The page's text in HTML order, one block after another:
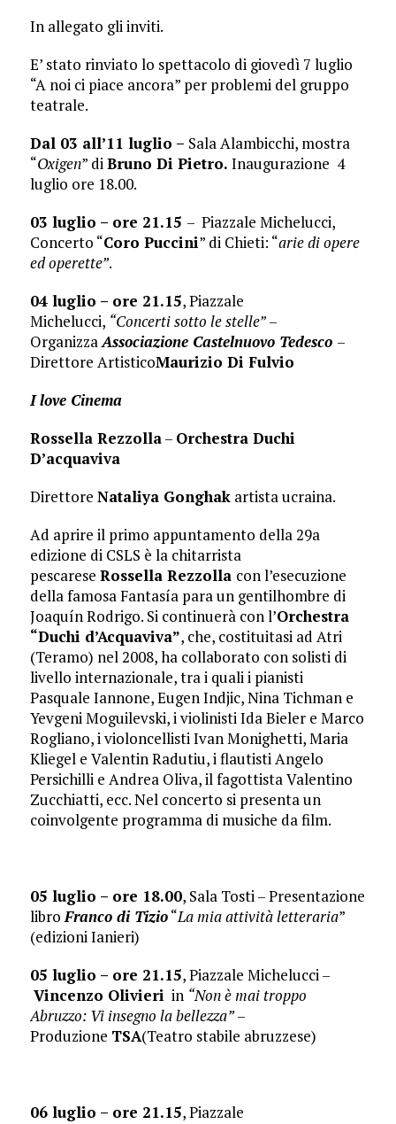
In allegato gli inviti.
E’ stato rinviato lo spettacolo di giovedì 7 luglio
“A noi ci piace ancora” per problemi del gruppo
teatrale.
Dal 03 all’11 luglio – Sala Alambicchi, mostra
“Oxigen” diBruno Di Pietro. Inaugurazione 4
luglio ore 18.00.
03 luglio – ore 21.15 – Piazzale Michelucci,
Concerto “Coro Puccini” di Chieti: “arie di opere
ed operette”.
04 luglio – ore 21.15, Piazzale
Michelucci, “Concerti sotto le stelle”–
OrganizzaAssociazione Castelnuovo Tedesco –
Direttore ArtisticoMaurizio Di Fulvio
I love Cinema
Rossella Rezzolla– Orchestra Duchi
D’acquaviva
Direttore Nataliya Gonghakartista ucraina.
Ad aprire il primo appuntamento della 29a
edizione di CSLS è la chitarrista
pescarese Rossella Rezzolla con l’esecuzione
della famosa Fantasía para un gentilhombre di
Joaquín Rodrigo. Si continuerà con l’Orchestra
“Duchi d’Acquaviva”, che, costituitasi ad Atri
(Teramo) nel 2008, ha collaborato con solisti di
livello internazionale, tra i quali i pianisti
Pasquale Iannone, Eugen Indjic, Nina Tichman e
Yevgeni Moguilevski, i violinisti Ida Bieler e Marco
Rogliano, i violoncellisti Ivan Monighetti, Maria
Kliegel e Valentin Radutiu, i flautisti Angelo
Persichilli e Andrea Oliva, il fagottista Valentino
Zucchiatti, ecc. Nel concerto si presenta un
coinvolgente programma di musiche da film.
05 luglio – ore 18.00, Sala Tosti – Presentazione
libroFranco di Tizio“La mia attività letteraria”
(edizioni Ianieri)
05 luglio – ore 21.15, Piazzale Michelucci –
Vincenzo Olivieri in “Non è mai troppo
Abruzzo: Vi insegno la bellezza”–
Produzione TSA(Teatro stabile abruzzese)
06 luglio – ore 21.15, Piazzale